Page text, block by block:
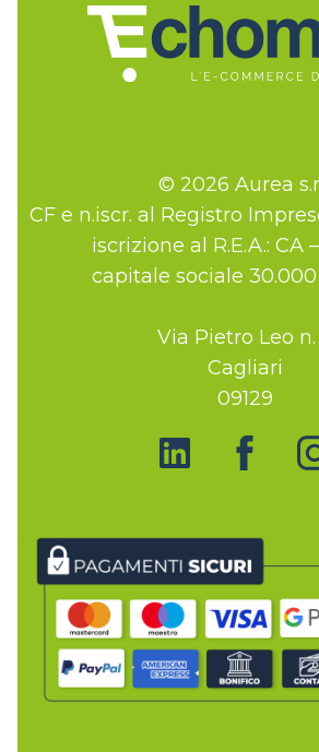
© 2026 Aurea
CF e n.iscr. al Registro
iscrizione al R.E.A.: CA
capitale sociale 30.000
Via Pietro Leo n.
Cagliari
09129